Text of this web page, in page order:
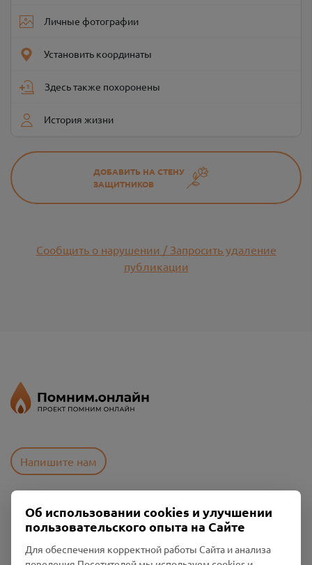
Личные фотографии
Установить координаты
Здесь также похоронены
История жизни
ДОБАВИТЬ НА СТЕНУ
ЗАЩИТНИКОВ
Сообщить о нарушении / Запросить удаление
публикации
Напишите нам
Пользовательское соглашение
Политика конфиденциальности
Промо-материалы
Об использовании cookies и улучшении
пользовательского опыта на Сайте
Для обеспечения корректной работы Сайта и анализа